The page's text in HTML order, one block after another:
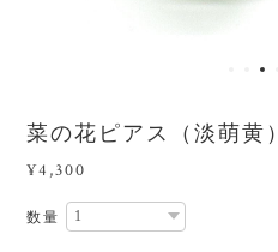
菜の花ピアス（淡萌黄）
¥4,300
数量